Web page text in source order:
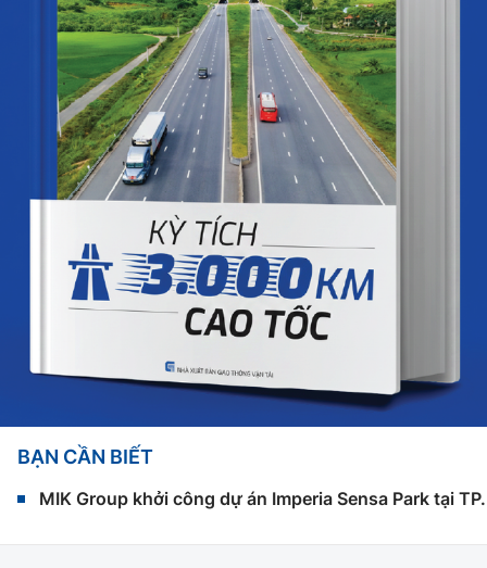
BẠN CẦN BIẾT
MIK Group khởi công dự án Imperia Sensa Park tại